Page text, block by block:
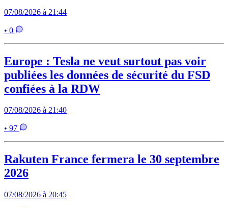
07/08/2026 à 21:44
• 0
Europe : Tesla ne veut surtout pas voir
publiées les données de sécurité du FSD
confiées à la RDW
07/08/2026 à 21:40
• 97
Rakuten France fermera le 30 septembre
2026
07/08/2026 à 20:45